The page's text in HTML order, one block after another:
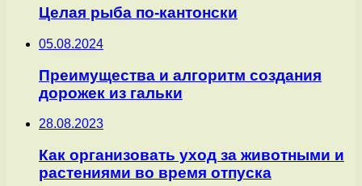
Целая рыба по-кантонски
05.08.2024
Преимущества и алгоритм создания
дорожек из гальки
28.08.2023
Как организовать уход за животными и
растениями во время отпуска